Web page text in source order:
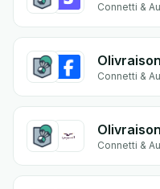
Connetti &
Connetti &
Connetti &